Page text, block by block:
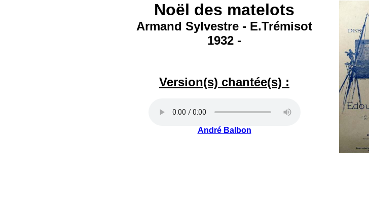
Noël des matelots
Armand Sylvestre - E.Trémisot
1932 -
Version(s) chantée(s) :
André Balbon